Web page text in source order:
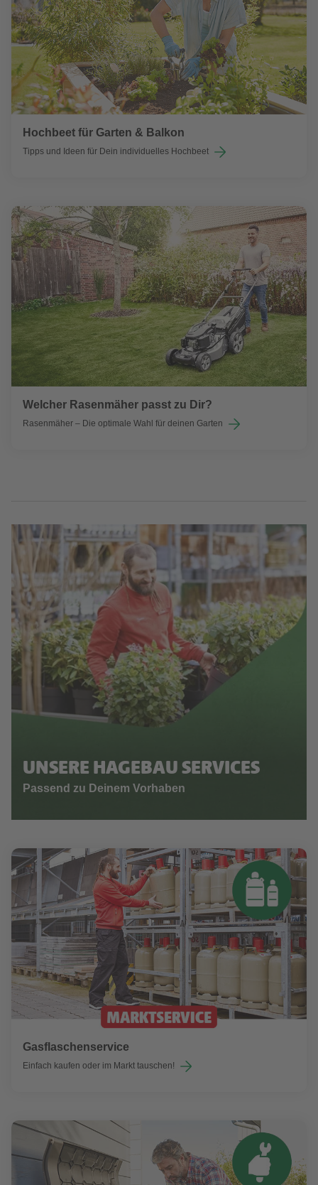
Hochbeet für Garten & Balkon
Tipps und Ideen für Dein individuelles Hochbeet
Welcher Rasenmäher passt zu Dir?
Rasenmäher – Die optimale Wahl für deinen Garten
UNSERE HAGEBAU SERVICES
Passend zu Deinem Vorhaben
Gasflaschenservice
Einfach kaufen oder im Markt tauschen!